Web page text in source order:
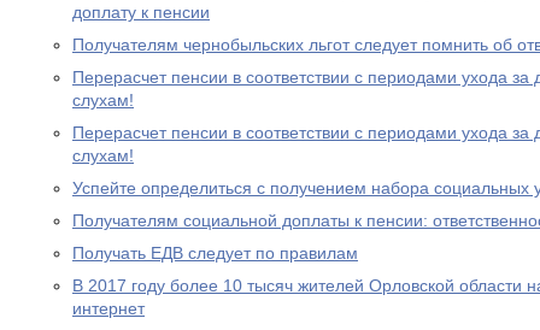
доплату к пенсии
Получателям чернобыльских льгот следует помнить об
Перерасчет пенсии в соответствии с периодами ухода за
слухам!
Перерасчет пенсии в соответствии с периодами ухода за
слухам!
Успейте определиться с получением набора социальных
Получателям социальной доплаты к пенсии:
Получать ЕДВ следует по правилам
В 2017 году более 10 тысяч жителей Орловской области
интернет